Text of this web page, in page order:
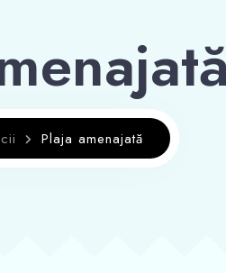
Plaja amenajată